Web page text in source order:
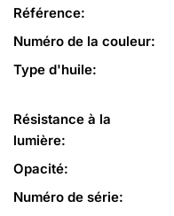
Référence:
Numéro de la couleur:
Type d'huile:
Résistance à la
lumière:
Opacité:
Numéro de série: